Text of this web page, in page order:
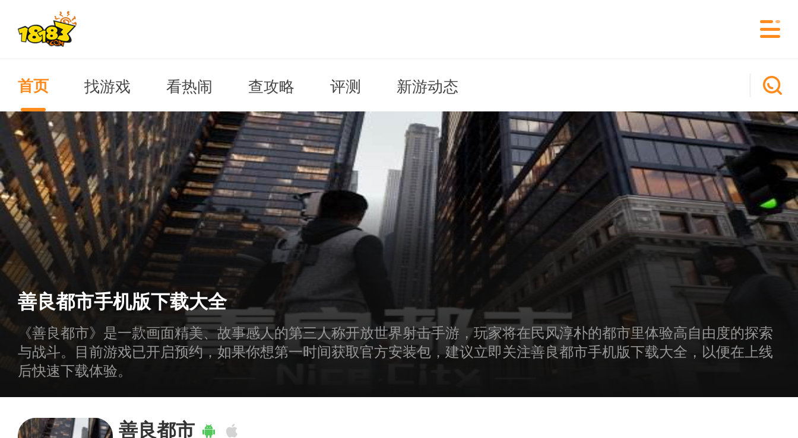
首页 找游戏 看热闹 查攻略 评测 新游动态
善良都市手机版下载大全
《善良都市》是一款画面精美、故事感人的第三人称开放世界射击手游，玩家将在民风淳朴的都市里体验高自由度的探索
与战斗。目前游戏已开启预约，如果你想第一时间获取官方安装包，建议立即关注善良都市手机版下载大全，以便在上线
后快速下载体验。
善良都市